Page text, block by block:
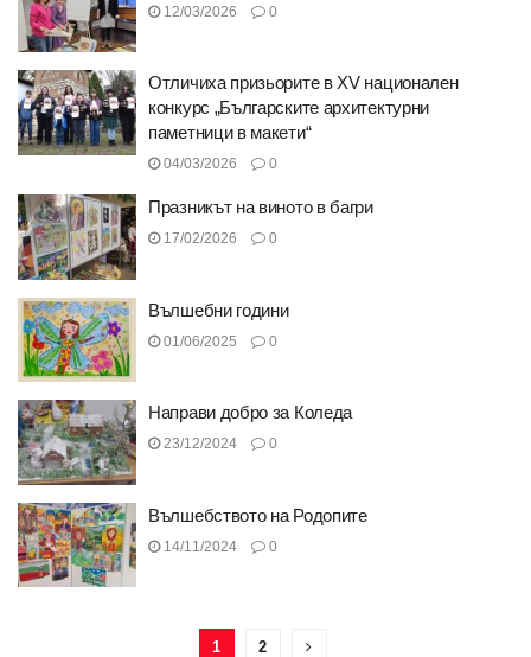
12/03/2026 0
Отличиха призьорите в XV национален
конкурс „Българските архитектурни
паметници в макети“
04/03/2026 0
Празникът на виното в багри
17/02/2026 0
Вълшебни години
01/06/2025 0
Направи добро за Коледа
23/12/2024 0
Вълшебството на Родопите
14/11/2024 0
1 2